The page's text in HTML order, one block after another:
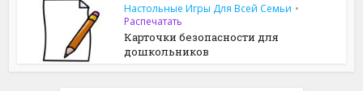
Настольные Игры Для Всей Семьи •
Распечатать
Карточки безопасности для
дошкольников